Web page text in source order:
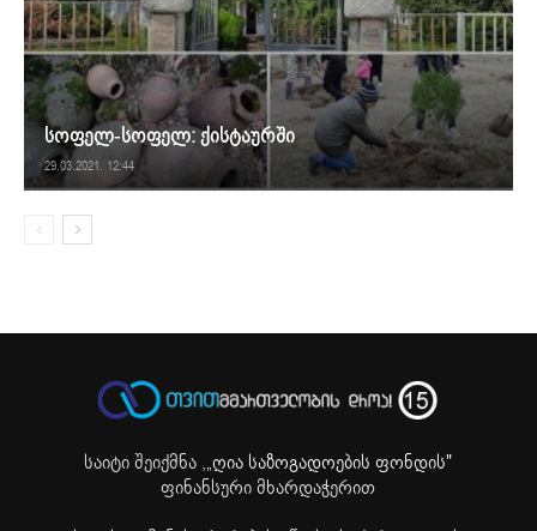
სოფელ-სოფელ: ქისტაურში
29.03.2021. 12:44
საიტი შეიქმნა ,„ღია საზოგადოების ფონდის"
ფინანსური მხარდაჭერით